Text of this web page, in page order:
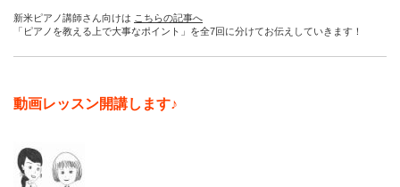
新米ピアノ講師さん向けは こちらの記事へ
「ピアノを教える上で大事なポイント」を全7回に分けてお伝えしていきます！
動画レッスン開講します♪